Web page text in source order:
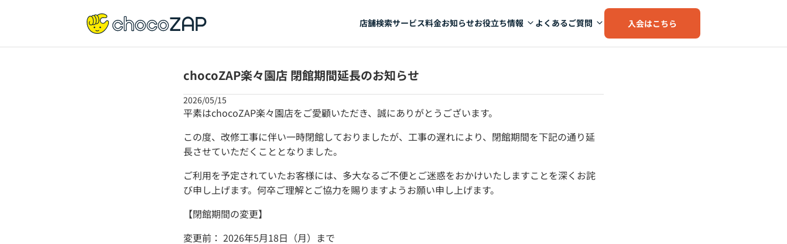
店舗検索サービス料金お知らせお役立ち情報 よくあるご質問 入会はこちら
chocoZAP楽々園店 閉館期間延長のお知らせ
2026/05/15
平素はchocoZAP楽々園店をご愛顧いただき、誠にありがとうございます。
この度、改修工事に伴い一時閉館しておりましたが、工事の遅れにより、閉館期間を下記の通り延
長させていただくこととなりました。
ご利用を予定されていたお客様には、多大なるご不便とご迷惑をおかけいたしますことを深くお詫
び申し上げます。何卒ご理解とご協力を賜りますようお願い申し上げます。
【閉館期間の変更】
変更前： 2026年5月18日（月）まで